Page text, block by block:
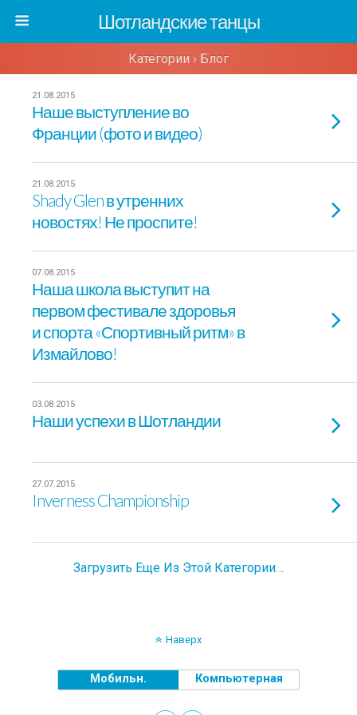
Шотландские танцы
Категории › Блог
21.08.2015
Наше выступление во
Франции (фото и видео)
21.08.2015
Shady Glen в утренних
новостях! Не проспите!
07.08.2015
Наша школа выступит на
первом фестивале здоровья
и спорта «Спортивный ритм» в
Измайлово!
03.08.2015
Наши успехи в Шотландии
27.07.2015
Inverness Championship
Загрузить Еще Из Этой Категории…
Наверх
Мобильн. Компьютерная